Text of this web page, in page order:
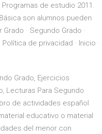
de estudio 2011.
son alumnos pueden
· Segundo Grado ·
de privacidad · Inicio ·
Grado, Ejercicios
Lecturas Para Segundo
de actividades español
educativo o material
del menor con